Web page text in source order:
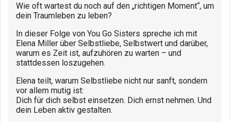
Wie oft wartest du noch auf den „richtigen Moment“, um
dein Traumleben zu leben?
In dieser Folge von You Go Sisters spreche ich mit
Elena Miller über Selbstliebe, Selbstwert und darüber,
warum es Zeit ist, aufzuhören zu warten – und
stattdessen loszugehen.
Elena teilt, warum Selbstliebe nicht nur sanft, sondern
vor allem mutig ist:
Dich für dich selbst einsetzen. Dich ernst nehmen. Und
dein Leben aktiv gestalten.